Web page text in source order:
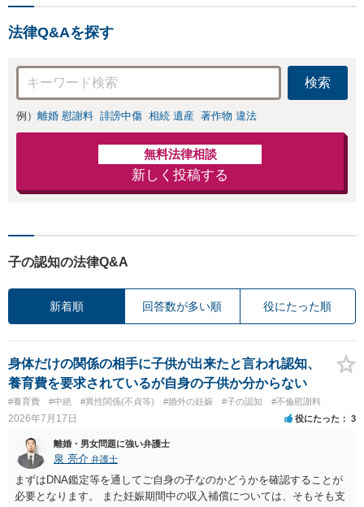
法律Q&Aを探す
検索
例） 離婚 慰謝料 誹謗中傷 相続 遺産 著作物 違法
無料法律相談
新しく投稿する
子の認知の法律Q&A
新着順 回答数が多い順 役にたった順
身体だけの関係の相手に子供が出来たと言われ認知、
養育費を要求されているが自身の子供か分からない
#養育費 #中絶 #異性関係(不貞等) #婚外の妊娠 #子の認知 #不倫慰謝料
2026年7月17日 役にたった 3
離婚・男女問題に強い弁護士
泉 亮介 弁護士
まずはDNA鑑定等を通してご自身の子なのかどうかを確認することが
必要となります。 また妊娠期間中の収入補償については、そもそも支